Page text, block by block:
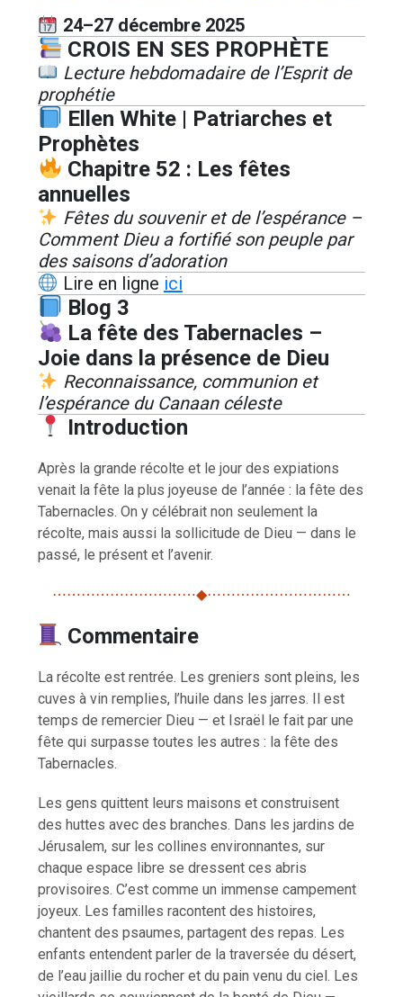
24–27 décembre 2025
CROIS EN SES PROPHÈTE
Lecture hebdomadaire de l’Esprit de
prophétie
Ellen White | Patriarches et
Prophètes
Chapitre 52 : Les fêtes
annuelles
Fêtes du souvenir et de l’espérance –
Comment Dieu a fortifié son peuple par
des saisons d’adoration
Lire en ligne ici
Blog 3
La fête des Tabernacles –
Joie dans la présence de Dieu
Reconnaissance, communion et
l’espérance du Canaan céleste
Introduction
Après la grande récolte et le jour des expiations
venait la fête la plus joyeuse de l’année : la fête des
Tabernacles. On y célébrait non seulement la
récolte, mais aussi la sollicitude de Dieu — dans le
passé, le présent et l’avenir.
⋯⋯⋯⋯⋯⋯⋯⋯⋯⋯◆⋯⋯⋯⋯⋯⋯⋯⋯⋯⋯
Commentaire
La récolte est rentrée. Les greniers sont pleins, les
cuves à vin remplies, l’huile dans les jarres. Il est
temps de remercier Dieu — et Israël le fait par une
fête qui surpasse toutes les autres : la fête des
Tabernacles.
Les gens quittent leurs maisons et construisent
des huttes avec des branches. Dans les jardins de
Jérusalem, sur les collines environnantes, sur
chaque espace libre se dressent ces abris
provisoires. C’est comme un immense campement
joyeux. Les familles racontent des histoires,
chantent des psaumes, partagent des repas. Les
enfants entendent parler de la traversée du désert,
de l’eau jaillie du rocher et du pain venu du ciel. Les